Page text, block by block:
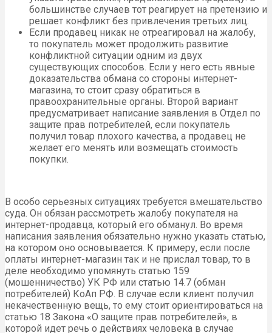
большинстве случаев тот реагирует на претензию и
решает конфликт без привлечения третьих лиц.
Если продавец никак не отреагировал на жалобу,
то покупатель может продолжить развитие
конфликтной ситуации одним из двух
существующих способов. Если у него есть явные
доказательства обмана со стороны интернет-
магазина, то стоит сразу обратиться в
правоохранительные органы. Второй вариант
предусматривает написание заявления в Отдел по
защите прав потребителей, если покупатель
получил товар плохого качества, а продавец не
желает его менять или возмещать стоимость
покупки.
В особо серьезных ситуациях требуется вмешательство
суда. Он обязан рассмотреть жалобу покупателя на
интернет-продавца, который его обманул. Во время
написания заявления обязательно нужно указать статью,
на котором оно основывается. К примеру, если после
оплаты интернет-магазин так и не прислал товар, то в
деле необходимо упомянуть статью 159
(мошенничество) УК РФ или статью 14.7 (обман
потребителей) КоАп РФ. В случае если клиент получил
некачественную вещь, то ему стоит ориентироваться на
статью 18 Закона «О защите прав потребителей», в
которой идет речь о действиях человека в случае